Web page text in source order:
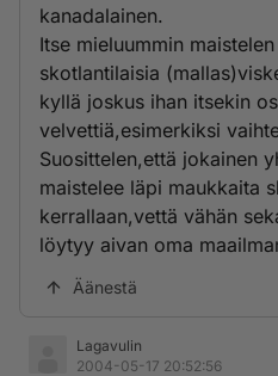
kanadalainen.
Itse mieluummin
skotlantilaisia
kyllä joskus ihan itsekin
velvettiä,esimerkiksi
Suosittelen,että jokainen
maistelee läpi maukkaita
kerrallaan,vettä vähän
löytyy aivan oma
Äänestä
Lagavulin
2004-05-17 20:52:56